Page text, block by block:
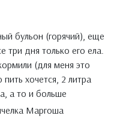
бульон (горячий), еще
три дня только его ела.
(для меня это
хочется, 2 литра
а то и больше
Маргоша